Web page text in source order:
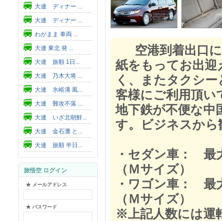
大連 ディナー ...
大連 ディナー ...
わがまま 車両 ...
大連 東北 発 ...
大連 旅順 1日...
大連 乃木大将 ...
大連 氷峪溝 風...
大連 難攻不落 ...
大連 いざ北朝鮮...
大連 金石灘 と...
大連 旅順 半日...
旅悟空 ログイン
★ メールアドレス
★ パスワード
空港到着出口
紙をもってお出
く、またタクシ
客様にご利用頂い
地下鉄が不便な中
す。ビジネスから
・セダン車：
（Ｍサイズ）
・ワゴン車：
（Ｍサイズ）
※上記人数には運